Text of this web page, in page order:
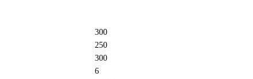
300
250
300
6